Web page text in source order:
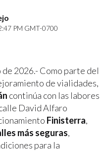
PM GMT-0700
de 2026.- Como parte del
de vialidades,
continúa con las labores
David Alfaro
Finisterra,
más seguras,
para la